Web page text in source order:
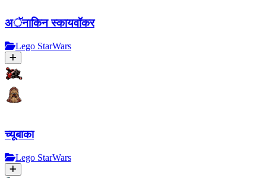
अॅनाकिन स्कायवॉकर
Lego StarWars
च्यूबाका
Lego StarWars